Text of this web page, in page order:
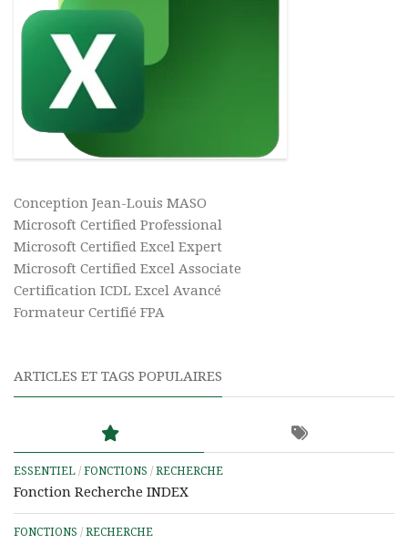
Conception Jean-Louis MASO
Microsoft Certified Professional
Microsoft Certified Excel Expert
Microsoft Certified Excel Associate
Certification ICDL Excel Avancé
Formateur Certifié FPA
ARTICLES ET TAGS POPULAIRES
ESSENTIEL / FONCTIONS / RECHERCHE
Fonction Recherche INDEX
FONCTIONS / RECHERCHE